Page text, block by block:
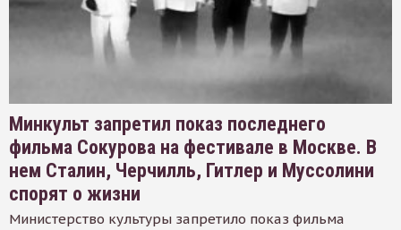
Минкульт запретил показ последнего
фильма Сокурова на фестивале в Москве. В
нем Сталин, Черчилль, Гитлер и Муссолини
спорят о жизни
Министерство культуры запретило показ фильма